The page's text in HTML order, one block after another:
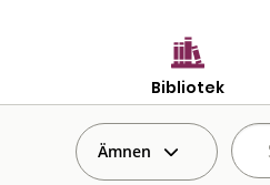
Bibliotek
Ämnen